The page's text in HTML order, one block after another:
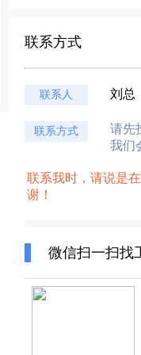
联系方式
联系人 刘总
联系方式
请先
我们
联系我时，请说是
谢！
微信扫一扫找